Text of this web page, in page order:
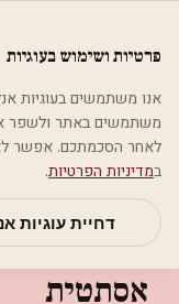
מאמריםקטגוריותחיפוש
בית קטגוריות
אסתטיקה
ד"ר רוזט קליניקה
ד"ר רוזט
אסתטית
פרטיות ושימוש בעוגיות
משתמשים באתר ולשפר
לאחר הסכמתכם. אפשר
במדיניות הפרטיות.
דחיית עוגיות